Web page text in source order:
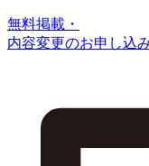
無料掲載・
内容変更のお申し込